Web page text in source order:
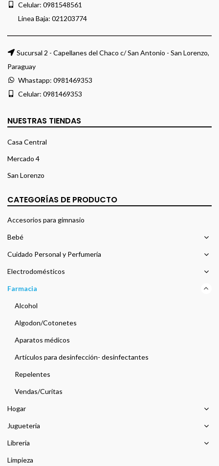
Celular: 0981548561
Linea Baja: 021203774
Sucursal 2 - Capellanes del Chaco c/ San Antonio - San Lorenzo,
Paraguay
Whastapp: 0981469353
Celular: 0981469353
NUESTRAS TIENDAS
Casa Central
Mercado 4
San Lorenzo
CATEGORÍAS DE PRODUCTO
Accesorios para gimnasio
Bebé
Cuidado Personal y Perfumería
Electrodomésticos
Farmacia
Alcohol
Algodon/Cotonetes
Aparatos médicos
Artículos para desinfección- desinfectantes
Repelentes
Vendas/Curitas
Hogar
Jugueteria
Libreria
Limpieza